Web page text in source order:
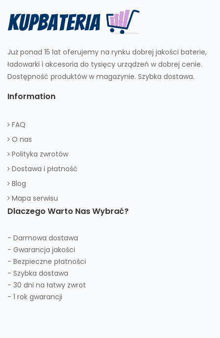
Już ponad 15 lat oferujemy na rynku dobrej jakości baterie,
ładowarki i akcesoria do tysięcy urządzeń w dobrej cenie.
Dostępność produktów w magazynie. Szybka dostawa.
Information
FAQ
O nas
Polityka zwrotów
Dostawa i płatność
Blog
Mapa serwisu
Dlaczego Warto Nas Wybrać?
- Darmowa dostawa
- Gwarancja jakości
- Bezpieczne płatności
- Szybka dostawa
- 30 dni na łatwy zwrot
- 1 rok gwarancji